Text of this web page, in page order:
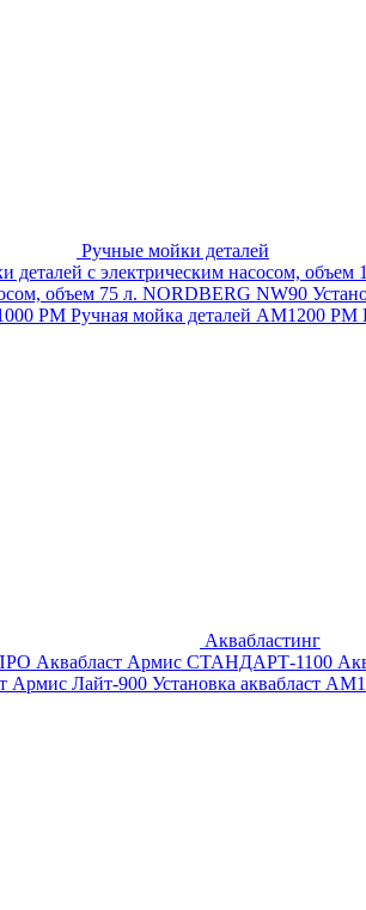
Ручные мойки деталей
деталей с электрическим насосом, объем
объем 75 л. NORDBERG NW90
РМ Ручная мойка деталей АМ1200 РМ
Аквабластинг
Аквабласт Армис СТАНДАРТ-1100
Армис Лайт-900 Установка аквабласт